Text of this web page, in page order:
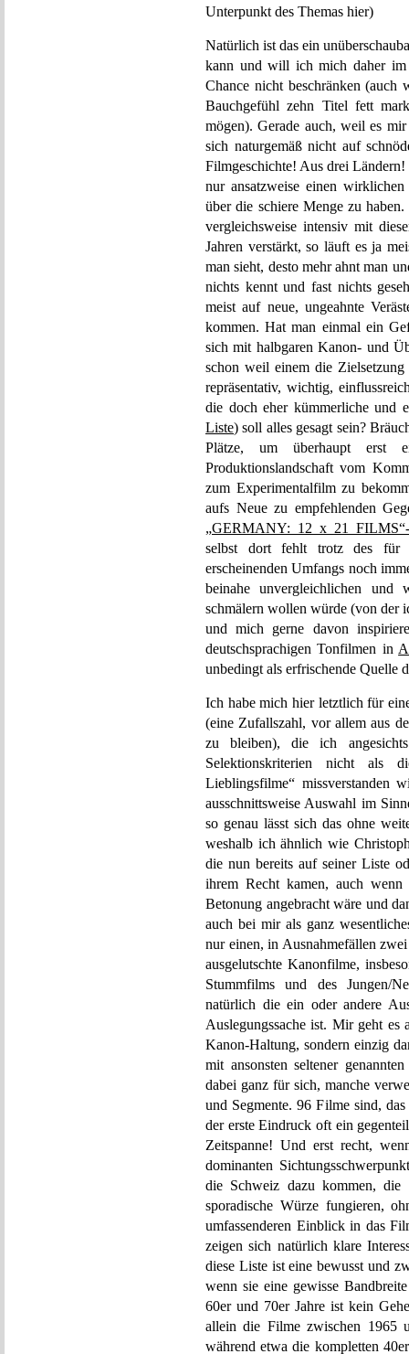
Unterpunkt des Themas hier)
Natürlich ist das ein
kann und will ich mich daher im
Chance nicht beschränken (auch
Bauchgefühl zehn Titel fett
mögen). Gerade auch, weil es
sich naturgemäß nicht auf
Filmgeschichte! Aus drei
nur ansatzweise einen
über die schiere Menge zu
vergleichsweise intensiv mit
Jahren verstärkt, so läuft es ja
man sieht, desto mehr ahnt man
nichts kennt und fast nichts
meist auf neue, ungeahnte
kommen. Hat man einmal ein
sich mit halbgaren Kanon- und
schon weil einem die
repräsentativ, wichtig,
die doch eher kümmerliche und
Liste) soll alles gesagt sein?
Plätze, um überhaupt erst
Produktionslandschaft vom
zum Experimentalfilm zu
aufs Neue zu empfehlenden
„GERMANY: 12 x 21
selbst dort fehlt trotz des für
erscheinenden Umfangs noch
beinahe unvergleichlichen und
schmälern wollen würde (von der
und mich gerne davon
deutschsprachigen Tonfilmen in
unbedingt als erfrischende Quelle
Ich habe mich hier letztlich für
(eine Zufallszahl, vor allem aus
zu bleiben), die ich angesichts
Selektionskriterien nicht als
Lieblingsfilme“ missverstanden
ausschnittsweise Auswahl im
so genau lässt sich das ohne
weshalb ich ähnlich wie
die nun bereits auf seiner Liste
ihrem Recht kamen, auch
Betonung angebracht wäre und
auch bei mir als ganz
nur einen, in Ausnahmefällen
ausgelutschte Kanonfilme,
Stummfilms und des Jungen/
natürlich die ein oder andere
Auslegungssache ist. Mir geht es
Kanon-Haltung, sondern einzig
mit ansonsten seltener
dabei ganz für sich, manche
und Segmente. 96 Filme sind,
der erste Eindruck oft ein
Zeitspanne! Und erst recht,
dominanten
die Schweiz dazu kommen, die
sporadische Würze fungieren,
umfassenderen Einblick in das
zeigen sich natürlich klare
diese Liste ist eine bewusst und
wenn sie eine gewisse
60er und 70er Jahre ist kein
allein die Filme zwischen 1965
während etwa die kompletten